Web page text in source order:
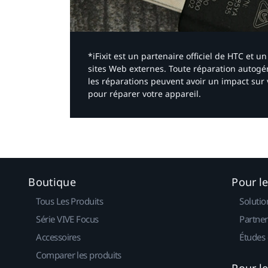
*iFixit est un partenaire officiel de HTC et
sites Web externes. Toute réparation
les réparations peuvent avoir un impact
pour réparer votre appareil.​
Boutique
Tous Les Produits
Série VIVE Focus
Accessoires
Comparer les produits
Pour
Études